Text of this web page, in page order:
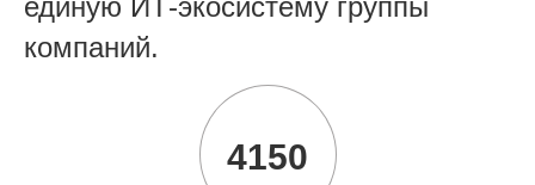
единую ИТ-экосистему группы
компаний.
4150